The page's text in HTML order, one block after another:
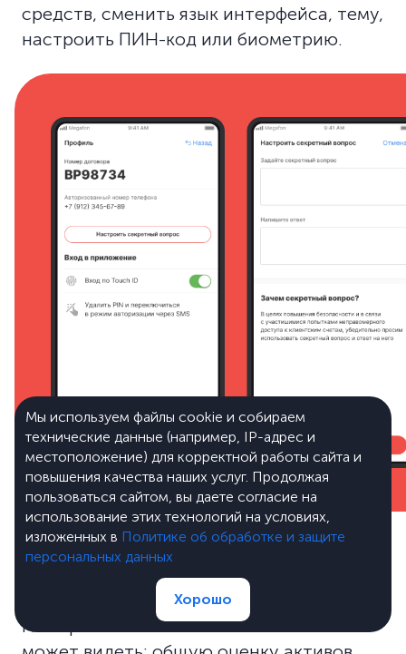
средств, сменить язык интерфейса, тему,
настроить ПИН-код или биометрию.
Ваши активы
На экране «Ваши активы» пользователь
Мы используем файлы cookie и собираем
технические данные (например, IP-адрес и
местоположение) для корректной работы сайта и
повышения качества наших услуг. Продолжая
пользоваться сайтом, вы даете согласие на
использование этих технологий на условиях,
изложенных в Политике об обработке и защите
персональных данных
Хорошо